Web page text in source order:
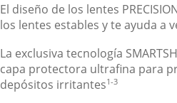
El diseño de los lentes
los lentes estables y te ayuda a
La exclusiva tecnología
capa protectora ultrafina para
depósitos irritantes1-3